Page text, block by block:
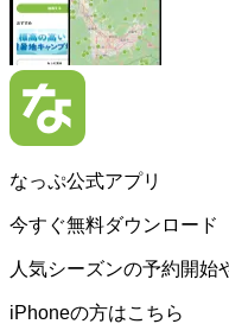
なっぷ公式アプリ
今すぐ無料ダウンロード
人気シーズンの予約開始
iPhoneの方はこちら